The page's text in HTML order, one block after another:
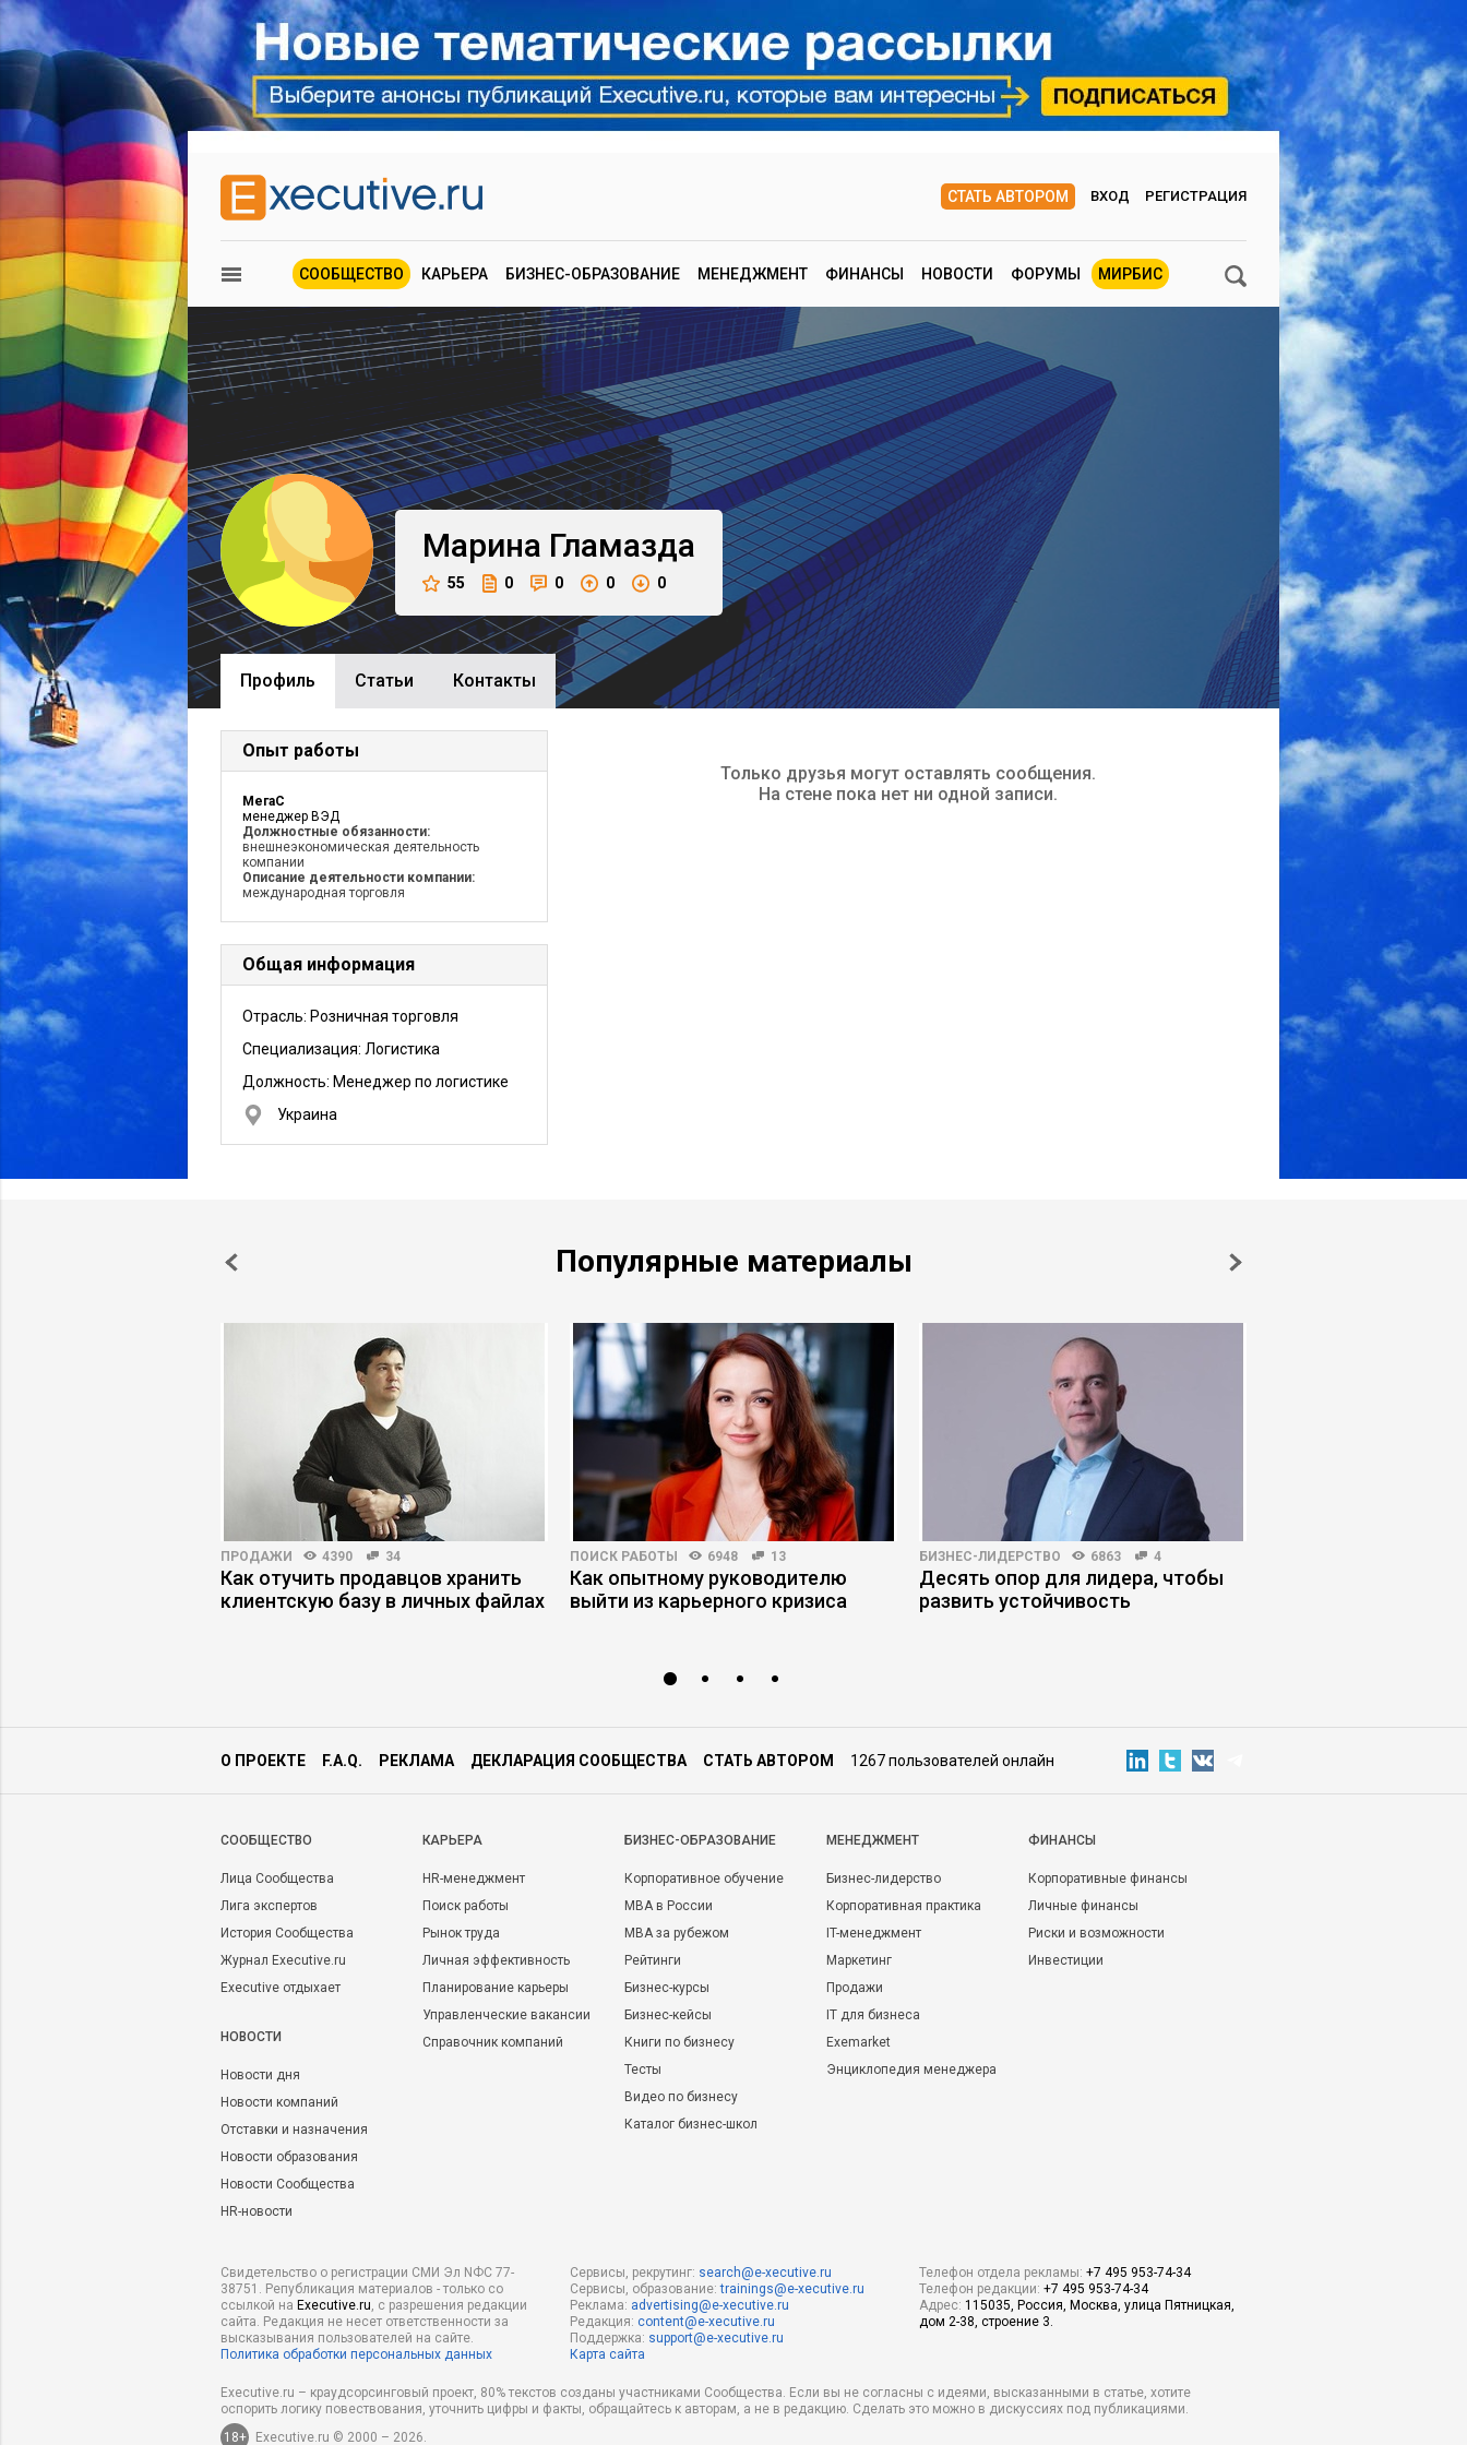
СТАТЬ АВТОРОМ ВХОД РЕГИСТРАЦИЯ
СООБЩЕСТВО КАРЬЕРА БИЗНЕС-ОБРАЗОВАНИЕ МЕНЕДЖМЕНТ ФИНАНСЫ НОВОСТИ ФОРУМЫ МИРБИС
Марина Гламазда
55 0 0 0 0
Профиль Cтатьи Контакты
Опыт работы
МегаС
менеджер ВЭД
Должностные обязанности:
внешнеэкономическая деятельность
компании
Описание деятельности компании:
международная торговля
Общая информация
Отрасль: Розничная торговля
Специализация: Логистика
Должность: Менеджер по логистике
Украина
Только друзья могут оставлять сообщения.
На стене пока нет ни одной записи.
Популярные материалы
ПРОДАЖИ 4390 34
Как отучить продавцов хранить
клиентскую базу в личных файлах
ПОИСК РАБОТЫ 6948 13
Как опытному руководителю
выйти из карьерного кризиса
БИЗНЕС-ЛИДЕРСТВО 6863 4
Десять опор для лидера, чтобы
развить устойчивость
О ПРОЕКТЕ F.A.Q. РЕКЛАМА ДЕКЛАРАЦИЯ СООБЩЕСТВА СТАТЬ АВТОРОМ 1267 пользователей онлайн
CООБЩЕСТВО
Лица Сообщества
Лига экспертов
История Сообщества
Журнал Executive.ru
Executive отдыхает
НОВОСТИ
Новости дня
Новости компаний
Отставки и назначения
Новости образования
Новости Сообщества
HR-новости
КАРЬЕРА
HR-менеджмент
Поиск работы
Рынок труда
Личная эффективность
Планирование карьеры
Управленческие вакансии
Справочник компаний
БИЗНЕС-ОБРАЗОВАНИЕ
Корпоративное обучение
MBA в России
MBA за рубежом
Рейтинги
Бизнес-курсы
Бизнес-кейсы
Книги по бизнесу
Тесты
Видео по бизнесу
Каталог бизнес-школ
МЕНЕДЖМЕНТ
Бизнес-лидерство
Корпоративная практика
IT-менеджмент
Маркетинг
Продажи
IT для бизнеса
Exemarket
Энциклопедия менеджера
ФИНАНСЫ
Корпоративные финансы
Личные финансы
Риски и возможности
Инвестиции
Свидетельство о регистрации СМИ Эл NФС 77-
38751. Републикация материалов - только со
ссылкой на Executive.ru, с разрешения редакции
сайта. Редакция не несет ответственности за
высказывания пользователей на сайте.
Политика обработки персональных данных
Сервисы, рекрутинг: search@e-xecutive.ru
Сервисы, образование:trainings@e-xecutive.ru
Реклама: advertising@e-xecutive.ru
Редакция: content@e-xecutive.ru
Поддержка: support@e-xecutive.ru
Карта сайта
Телефон отдела рекламы: +7 495 953-74-34
Телефон редакции: +7 495 953-74-34
Адрес: 115035, Россия, Москва, улица Пятницкая,
дом 2-38, строение 3.
Executive.ru – краудсорсинговый проект, 80% текстов созданы участниками Сообщества. Если вы не согласны с идеями, высказанными в статье, хотите
оспорить логику повествования, уточнить цифры и факты, обращайтесь к авторам, а не в редакцию. Сделать это можно в дискуссиях под публикациями.
18+
Executive.ru © 2000 – 2026.